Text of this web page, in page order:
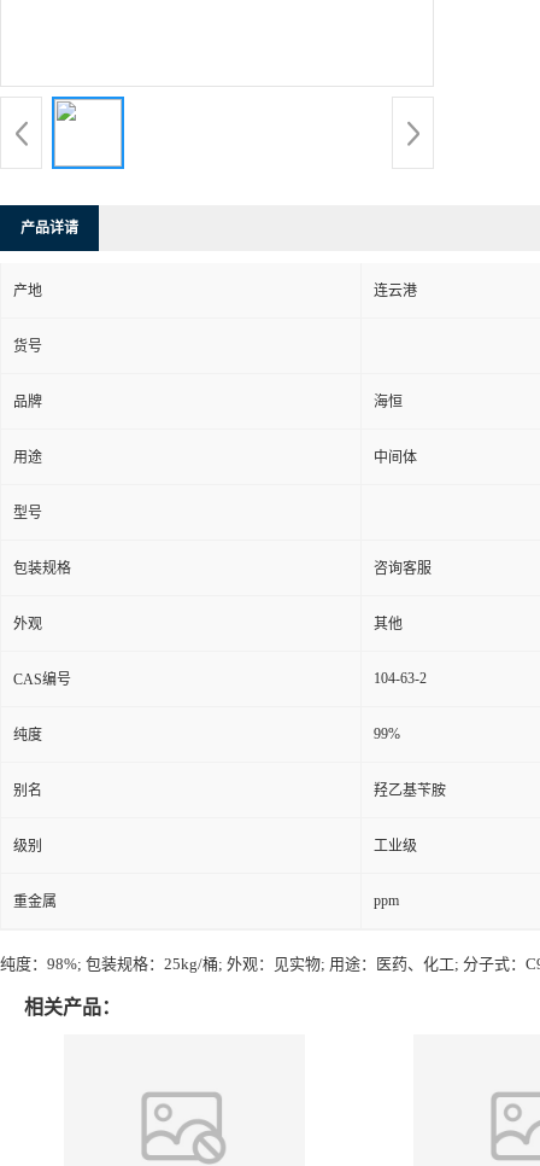
产品详请
产地 连云港
货号
品牌 海恒
用途 中间体
型号
包装规格 咨询客服
外观 其他
CAS编号 104-63-2
纯度 99%
别名 羟乙基苄胺
级别 工业级
重金属 ppm
纯度：98%; 包装规格：25kg/桶; 外观：见实物; 用途：医药、化工; 分子式：
相关产品：